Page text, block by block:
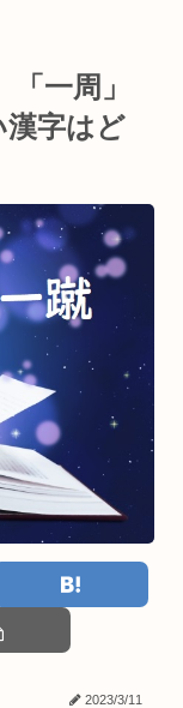
一周」
漢字はど
2023/3/11